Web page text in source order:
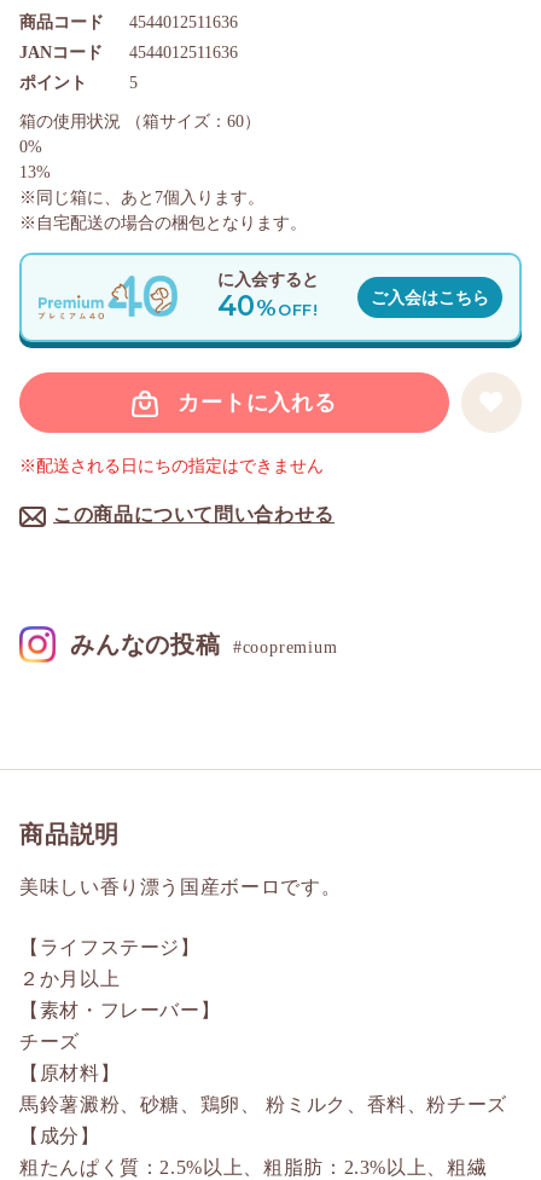
商品コード 4544012511636
ポイント 5
JANコード 4544012511636
カートに入れる
この商品について問い合わせる
※配送される日にちの指定はできません
に入会すると
40%OFF!
ご入会はこちら
箱の使用状況
（箱サイズ：60）
0%
13%
※同じ箱に、あと 7個入ります。
※自宅配送の場合の梱包となります。
商品説明
美味しい香り漂う国産ボーロです。
【ライフステージ】
２か月以上
【素材・フレーバー】
チーズ
【原材料】
馬鈴薯澱粉、砂糖、鶏卵、 粉ミルク、香料、粉チーズ
【成分】
粗たんぱく質：2.5%以上、粗脂肪：2.3%以上、粗繊
みんなの投稿 #coopremium